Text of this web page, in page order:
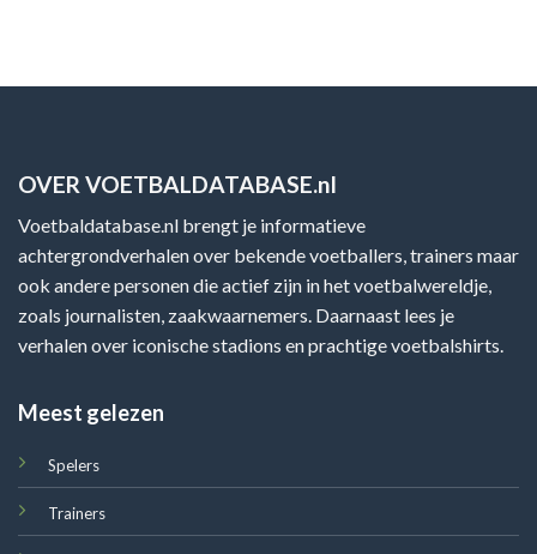
OVER VOETBALDATABASE.nl
Voetbaldatabase.nl brengt je informatieve
achtergrondverhalen over bekende voetballers, trainers maar
ook andere personen die actief zijn in het voetbalwereldje,
zoals journalisten, zaakwaarnemers. Daarnaast lees je
verhalen over iconische stadions en prachtige voetbalshirts.
Meest gelezen
Spelers
Trainers